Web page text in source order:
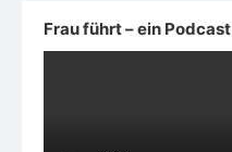
Frau führt – ein Podcast